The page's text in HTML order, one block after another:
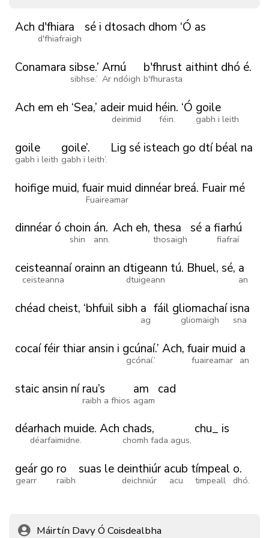
Ach d'fhiara
d'fhiafraigh
sé i dtosach dhom ‘Ó as
Conamara sibse.’
sibhse.’
Arnú
Ar ndóigh
b'fhrust
b'fhurasta
aithint dhó é.
Ach em eh ‘Sea,’ adeir muid
deirimid
héin.
féin.
‘Ó goile
gabh i leith
goile
gabh i leith
goile’.
gabh i leith’.
Lig sé isteach go dtí béal na
hoifige muid, fuair muid
Fuaireamar
dinnéar breá. Fuair mé
dinnéar ó choin
shin
án.
ann.
Ach eh, thesa
thosaigh
sé a fiarhú
fiafraí
ceisteannaí
ceisteanna
orainn an dtigeann
dtuigeann
tú. Bhuel, sé, a
an
chéad cheist, ‘bhfuil sibh a
ag
fáil gliomachaí
gliomaigh
isna
sna
cocaíféir thiar ansin i gcúnaí.’
gcónaí.’
Ach, fuair muid
fuaireamar
a
an
staic ansin ní rau’s
raibh a fhios
am
agam
cad
déarhach muide.
déarfaimidne.
Ach chads,
chomh fada agus,
chu_ is
geár
gearr
go ro
raibh
suas le deinthiúr
deichniúr
acub
acu
tímpeal
timpeall
o.
dhó.
Máirtín Davy Ó Coisdealbha